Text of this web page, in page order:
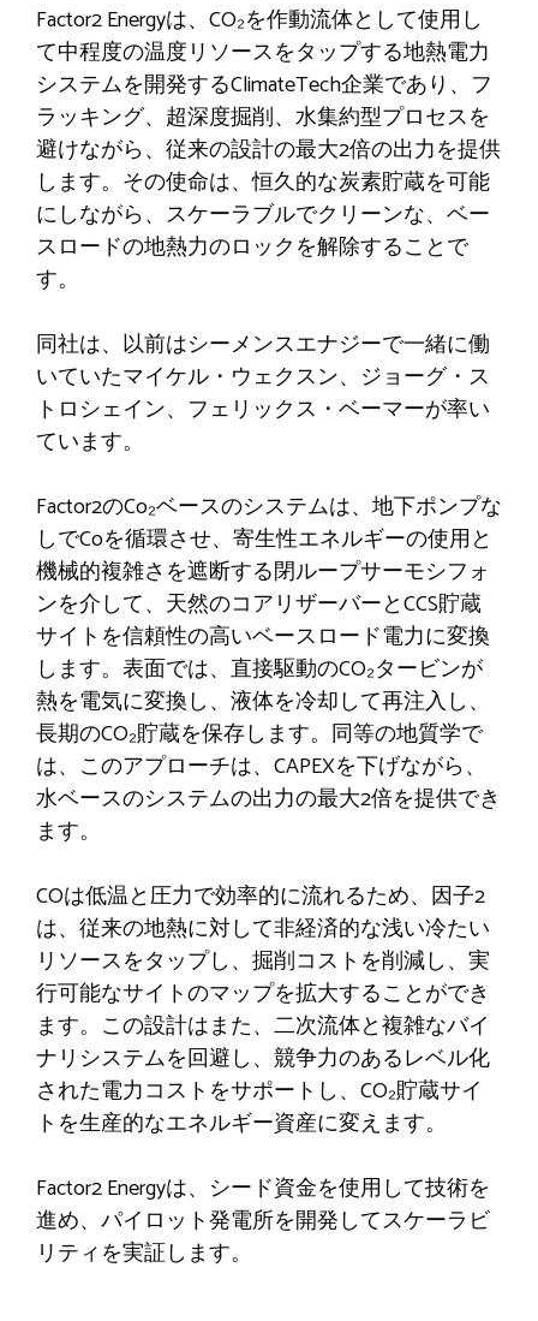
Factor2 Energyは、CO₂を作動流体として使用し
て中程度の温度リソースをタップする地熱電力
システムを開発するClimateTech企業であり、フ
ラッキング、超深度掘削、水集約型プロセスを
避けながら、従来の設計の最大2倍の出力を提供
します。その使命は、恒久的な炭素貯蔵を可能
にしながら、スケーラブルでクリーンな、ベー
スロードの地熱力のロックを解除することで
す。
同社は、以前はシーメンスエナジーで一緒に働
いていたマイケル・ウェクスン、ジョーグ・ス
トロシェイン、フェリックス・ベーマーが率い
ています。
Factor2のCo₂ベースのシステムは、地下ポンプな
しでCoを循環させ、寄生性エネルギーの使用と
機械的複雑さを遮断する閉ループサーモシフォ
ンを介して、天然のコアリザーバーとCCS貯蔵
サイトを信頼性の高いベースロード電力に変換
します。表面では、直接駆動のCO₂タービンが
熱を電気に変換し、液体を冷却して再注入し、
長期のCO₂貯蔵を保存します。同等の地質学で
は、このアプローチは、CAPEXを下げながら、
水ベースのシステムの出力の最大2倍を提供でき
ます。
COは低温と圧力で効率的に流れるため、因子2
は、従来の地熱に対して非経済的な浅い冷たい
リソースをタップし、掘削コストを削減し、実
行可能なサイトのマップを拡大することができ
ます。この設計はまた、二次流体と複雑なバイ
ナリシステムを回避し、競争力のあるレベル化
された電力コストをサポートし、CO₂貯蔵サイ
トを生産的なエネルギー資産に変えます。
Factor2 Energyは、シード資金を使用して技術を
進め、パイロット発電所を開発してスケーラビ
リティを実証します。